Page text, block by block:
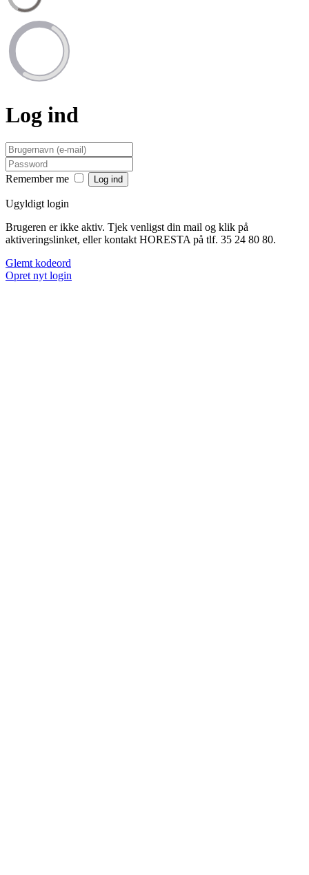
Log ind
Remember me
Ugyldigt login
Brugeren er ikke aktiv. Tjek venligst din mail og klik på
aktiveringslinket, eller kontakt HORESTA på tlf. 35 24 80 80.
Glemt kodeord
Opret nyt login